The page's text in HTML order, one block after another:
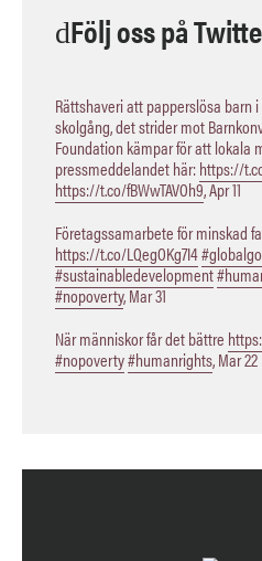
Följ oss på
Rättshaveri att papperslösa barn
skolgång, det strider mot
Foundation kämpar för att lokala
pressmeddelandet här:https://
https://t.co/fBWwTAVOh9,Apr 11
Företagssamarbete för minskad
https://t.co/LQegOKg7I4
#sustainabledevelopment
#nopoverty,Mar 31
När människor får det bättre
#nopoverty#humanrights,Mar 22